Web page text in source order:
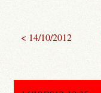
< 14/10/2012